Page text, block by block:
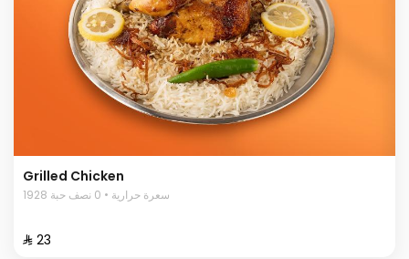
Grilled Chicken
1928 سعرة حرارية • 0 نصف حبة
⁨⁦‪‬ 23⁩